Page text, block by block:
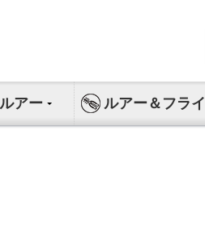
アー ルアー＆フライ